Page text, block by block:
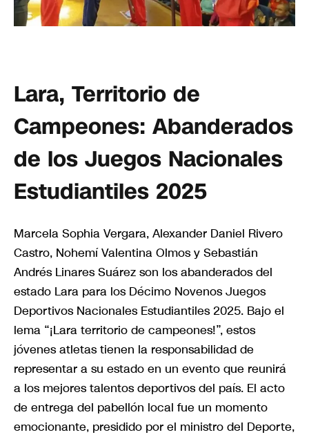
Lara, Territorio de
Campeones: Abanderados
de los Juegos Nacionales
Estudiantiles 2025
Marcela Sophia Vergara, Alexander Daniel Rivero
Castro, Nohemí Valentina Olmos y Sebastián
Andrés Linares Suárez son los abanderados del
estado Lara para los Décimo Novenos Juegos
Deportivos Nacionales Estudiantiles 2025. Bajo el
lema “¡Lara territorio de campeones!”, estos
jóvenes atletas tienen la responsabilidad de
representar a su estado en un evento que reunirá
a los mejores talentos deportivos del país. El acto
de entrega del pabellón local fue un momento
emocionante, presidido por el ministro del Deporte,